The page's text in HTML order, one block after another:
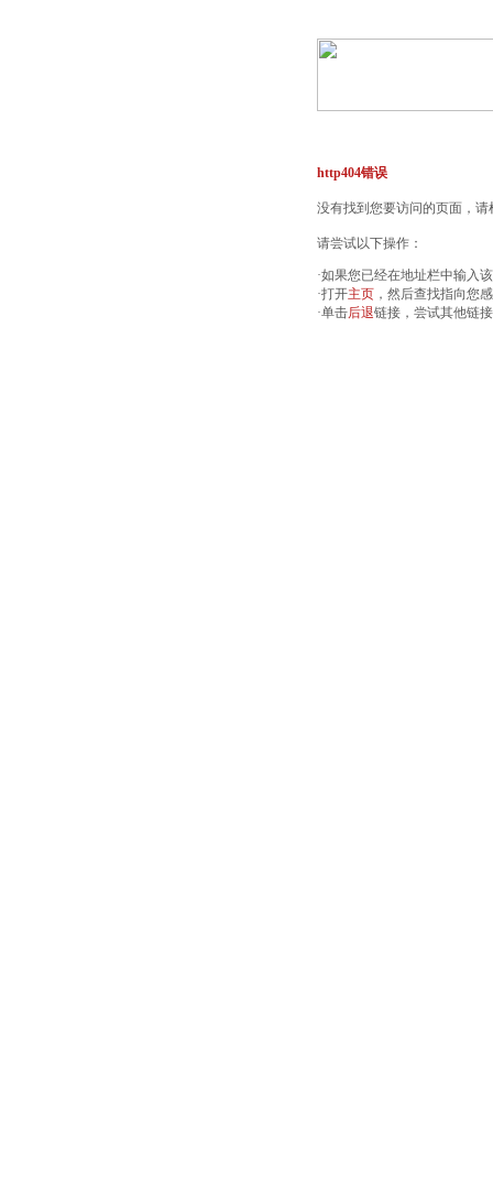
http404错误
没有找到您要访问的页面，
请尝试以下操作：
·如果您已经在地址栏中输入
·打开主页 ，然后查找指向您
·单击后退链接，尝试其他链